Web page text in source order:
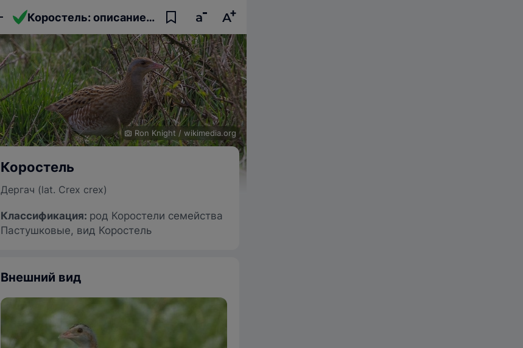
Коростель: описание птицы, фото, образ жизни и интересные факты
Ron Knight / wikimedia.org
Коростель
Дергач (lat. Crex crex)
Классификация: род Коростели семейства
Пастушковые, вид Коростель
Внешний вид